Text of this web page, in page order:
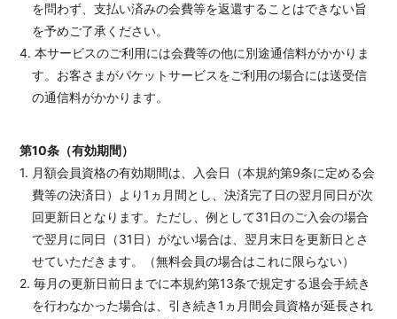
を問わず、支払い済みの会費等を返還することはできない旨
を予めご了承ください。
4. 本サービスのご利用には会費等の他に別途通信料がかかりま
す。お客さまがパケットサービスをご利用の場合には送受信
の通信料がかかります。
第10条（有効期間）
1. 月額会員資格の有効期間は、入会日（本規約第9条に定める会
費等の決済日）より1ヵ月間とし、決済完了日の翌月同日が次
回更新日となります。ただし、例として31日のご入会の場合
で翌月に同日（31日）がない場合は、翌月末日を更新日とさ
せていただきます。（無料会員の場合はこれに限らない）
2. 毎月の更新日前日までに本規約第13条で規定する退会手続き
を行わなかった場合は、引き続き1ヵ月間会員資格が延長され